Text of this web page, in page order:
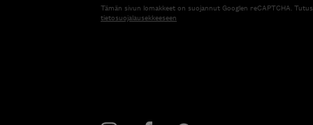
Tämän sivun lomakkeet on suojannut Googlen reCAPTCHA.
tietosuojalausekkeeseen